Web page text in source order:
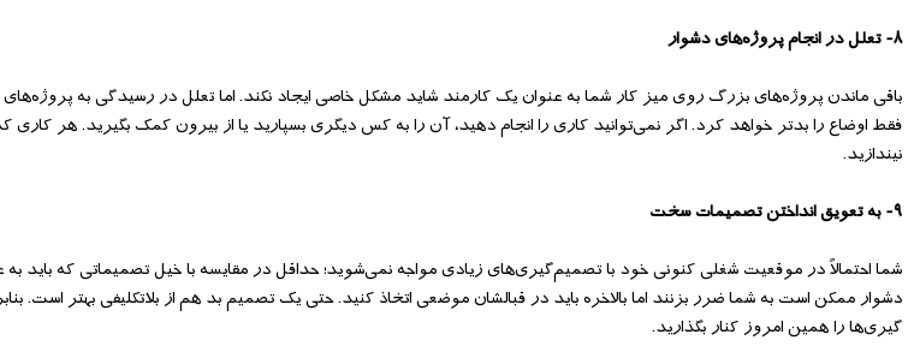
۸- تعلل در انجام پروژه‌های دشوار
باقی ماندن پروژه‌های بزرگ روی میز کار شما به عنوان یک کارمند شاید مشکل خاصی ایجاد نکند. اما تعلل در رسیدگی به
فقط اوضاع را بدتر خواهد کرد. اگر نمی‌توانید کاری را انجام دهید، آن را به کس دیگری بسپارید یا از بیرون کمک بگیرید. هر کاری
نیندازید.
۹- به تعویق انداختن تصمیمات سخت
شما احتمالاً در موقعیت شغلی کنونی خود با تصمیم‌گیری‌های زیادی مواجه نمی‌شوید؛ حداقل در مقایسه با خیل تصمیماتی که باید
دشوار ممکن است به شما ضرر بزنند اما بالاخره باید در قبالشان موضعی اتخاذ کنید. حتی یک تصمیم بد هم از بلاتکلیفی بهتر است.
گیری‌ها را همین امروز کنار بگذارید.